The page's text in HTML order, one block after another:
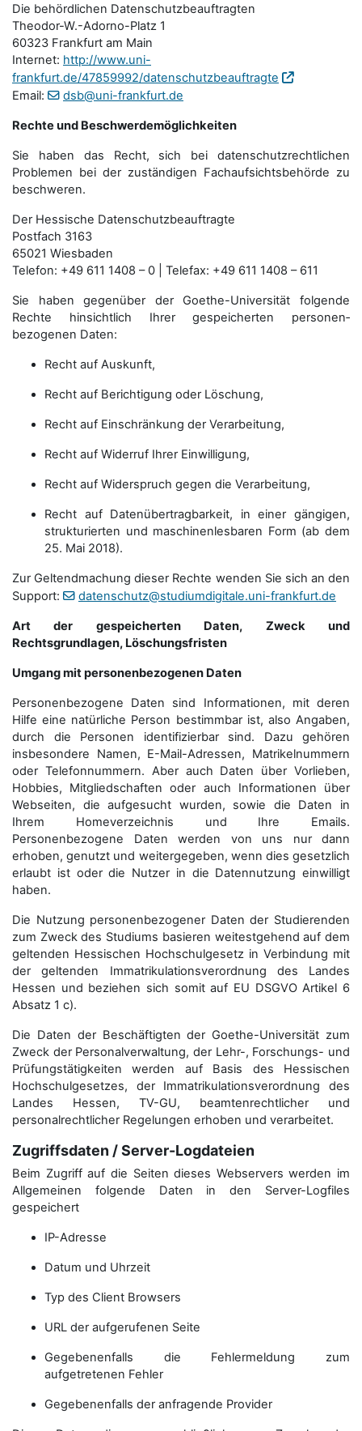
Die behördlichen Datenschutzbeauftragten
Theodor-W.-Adorno-Platz 1
60323 Frankfurt am Main
Internet: http://www.uni-
frankfurt.de/47859992/datenschutzbeauftragte
Email:
dsb@uni-frankfurt.de
Rechte und Beschwerdemöglichkeiten
Sie haben das Recht, sich bei datenschutzrechtlichen
Problemen bei der zuständigen Fachauf­sichts­behörde zu
beschweren.
Der Hessische Datenschutzbeauftragte
Postfach 3163
65021 Wiesbaden
Telefon: +49 611 1408 – 0 | Telefax: +49 611 1408 – 611
Sie haben gegenüber der Goethe-Universität folgende
Rechte hinsichtlich Ihrer gespeicherten personen­
bezogenen Daten:
Recht auf Auskunft,
Recht auf Berichtigung oder Löschung,
Recht auf Einschränkung der Verarbeitung,
Recht auf Widerruf Ihrer Einwilligung,
Recht auf Widerspruch gegen die Verarbeitung,
Recht auf Datenübertragbarkeit, in einer gängigen,
strukturierten und maschinenlesbaren Form (ab dem
25. Mai 2018).
Zur Geltendmachung dieser Rechte wenden Sie sich an den
Support:
datenschutz@studiumdigitale.uni-frankfurt.de
Art der gespeicherten Daten, Zweck und
Rechtsgrundlagen, Löschungsfristen
Umgang mit personenbezogenen Daten
Personenbezogene Daten sind Informationen, mit deren
Hilfe eine natürliche Person bestimmbar ist, also Angaben,
durch die Personen identifizierbar sind. Dazu gehören
insbesondere Namen, E-Mail-Adressen, Matrikelnummern
oder Telefonnummern. Aber auch Daten über Vorlieben,
Hobbies, Mitgliedschaften oder auch Informationen über
Webseiten, die aufgesucht wurden, sowie die Daten in
Ihrem Homeverzeichnis und Ihre Emails.
Personenbezogene Daten werden von uns nur dann
erhoben, genutzt und weitergegeben, wenn dies gesetzlich
erlaubt ist oder die Nutzer in die Datennutzung einwilligt
haben.
Die Nutzung personenbezogener Daten der Studierenden
zum Zweck des Studiums basieren weitestgehend auf dem
geltenden Hessischen Hochschulgesetz in Verbindung mit
der geltenden Immatrikulationsverordnung des Landes
Hessen und beziehen sich somit auf EU DSGVO Artikel 6
Absatz 1 c).
Die Daten der Beschäftigten der Goethe-Universität zum
Zweck der Personal­verwaltung, der Lehr-, Forschungs- und
Prüfungstätigkeiten werden auf Basis des Hessischen
Hochschulgesetzes, der Immatrikulations­verordnung des
Landes Hessen, TV-GU, beamtenrechtlicher und
personalrechtlicher Regelungen erhoben und verarbeitet.
Zugriffsdaten / Server-Logdateien
Beim Zugriff auf die Seiten dieses Webservers werden im
Allgemeinen folgende Daten in den Server-Logfiles
gespeichert
IP-Adresse
Datum und Uhrzeit
Typ des Client Browsers
URL der aufgerufenen Seite
Gegebenenfalls die Fehlermeldung zum
aufgetretenen Fehler
Gegebenenfalls der anfragende Provider